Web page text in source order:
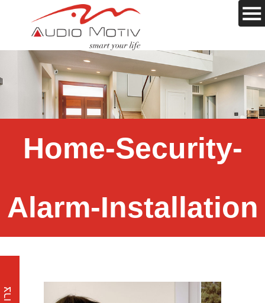
Home-Security-
Alarm-Installation